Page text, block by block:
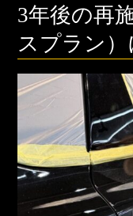
3年後の再
スプラン